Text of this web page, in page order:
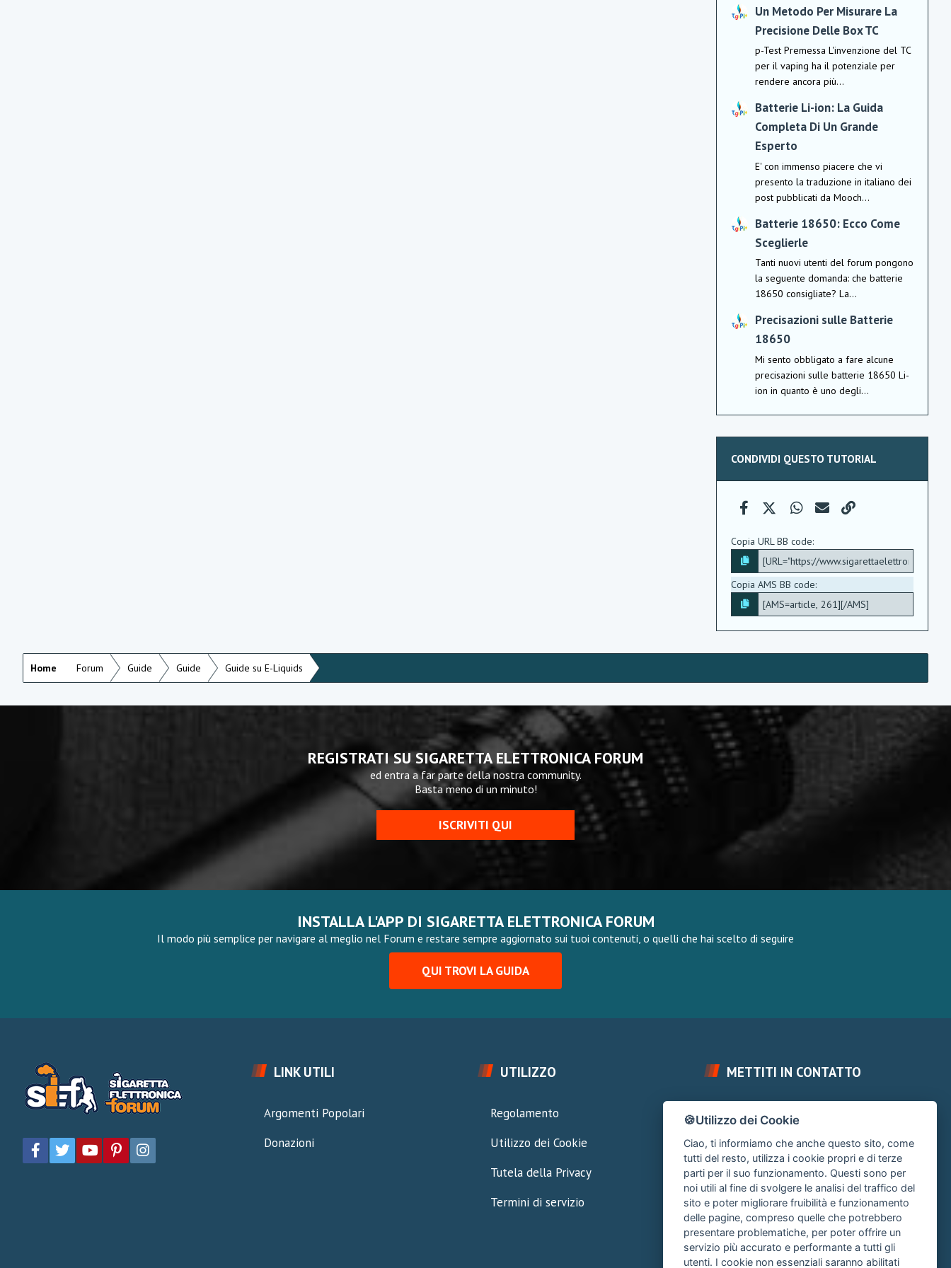
Un Metodo Per Misurare La
Precisione Delle Box TC
p-Test Premessa L'invenzione del TC
per il vaping ha il potenziale per
rendere ancora più...
Batterie Li-ion: La Guida
Completa Di Un Grande
Esperto
E' con immenso piacere che vi
presento la traduzione in italiano dei
post pubblicati da Mooch...
Batterie 18650: Ecco Come
Sceglierle
Tanti nuovi utenti del forum pongono
la seguente domanda: che batterie
18650 consigliate? La...
Precisazioni sulle Batterie
18650
Mi sento obbligato a fare alcune
precisazioni sulle batterie 18650 Li-
ion in quanto è uno degli...
CONDIVIDI QUESTO TUTORIAL
FacebookX (Twitter)WhatsApp
e-mail
Copia URL BB code
Copia AMS BB code
Home Forum Guide Guide Guide su E-Liquids
REGISTRATI SU SIGARETTA ELETTRONICA FORUM
ed entra a far parte della nostra community.
Basta meno di un minuto!
ISCRIVITI QUI
INSTALLA L'APP DI SIGARETTA ELETTRONICA FORUM
Il modo più semplice per navigare al meglio nel Forum e restare sempre aggiornato sui tuoi contenuti, o quelli che hai scelto di seguire
QUI TROVI LA GUIDA
LINK UTILI
Argomenti Popolari
Donazioni
UTILIZZO
Regolamento
Utilizzo dei Cookie
Tutela della Privacy
Termini di servizio
METTITI IN CONTATTO
FAI UNA DOMANDA
Chiedi un Consiglio
SUPPORTO FORUM
Area Ticket
CONTATTA L'AMMINISTRAZIONE
Clicca quì
🍪Utilizzo dei Cookie
Ciao, ti informiamo che anche questo sito, come
tutti del resto, utilizza i cookie propri e di terze
parti per il suo funzionamento. Questi sono per
noi utili al fine di svolgere le analisi del traffico del
sito e poter migliorare fruibilità e funzionamento
delle pagine, compreso quelle che potrebbero
presentare problematiche, per poter offrire un
servizio più accurato e performante a tutti gli
utenti. I cookie non essenziali saranno abilitati